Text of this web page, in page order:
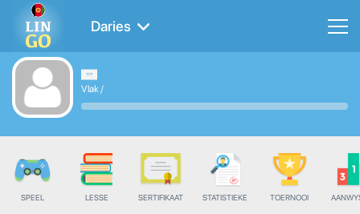
Daries
Vlak/
SPEEL LESSE SERTIFIKAAT STATISTIEKE TOERNOOI